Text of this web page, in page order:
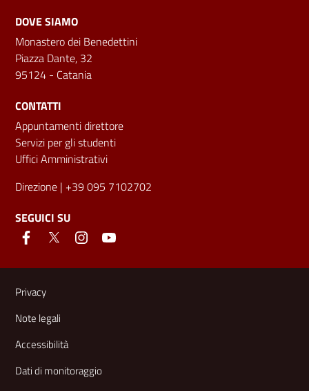
DOVE SIAMO
Monastero dei Benedettini
Piazza Dante, 32
95124 - Catania
CONTATTI
Appuntamenti direttore
Servizi per gli studenti
Uffici Amministrativi
Direzione | +39 095 7102702
SEGUICI SU
Link e informazioni utili
Privacy
Note legali
Accessibilità
Dati di monitoraggio